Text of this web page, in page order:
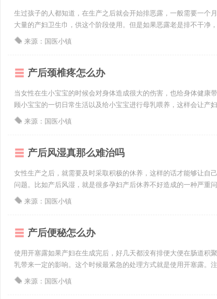
生过孩子的人都知道，在生产之后就会开始排恶露，一般需要一个
大量的产妇卫生巾，供这个阶段使用。但是如果恶露老是排不干净
来源：国医小镇
产后颈椎疼怎么办
当女性在生小宝宝的时候会对身体造成很大的伤害，也给身体健康
顾小宝宝的一切日常生活以及给小宝宝进行母乳喂养，这样会让产
来源：国医小镇
产后风湿真那么难治吗
女性生产之后，就需要及时采取积极的休养，这样的话才能够让自
问题。比如产后风湿，就是很多孕妇产后休养不好造成的一种严重
来源：国医小镇
产后便秘怎么办
使用开塞露如果产妇在生成完后，好几天都没有排便大便在肠道积
乳带来一定的影响。这个时候最紧急的处理方式就是使用开塞露。
来源：国医小镇